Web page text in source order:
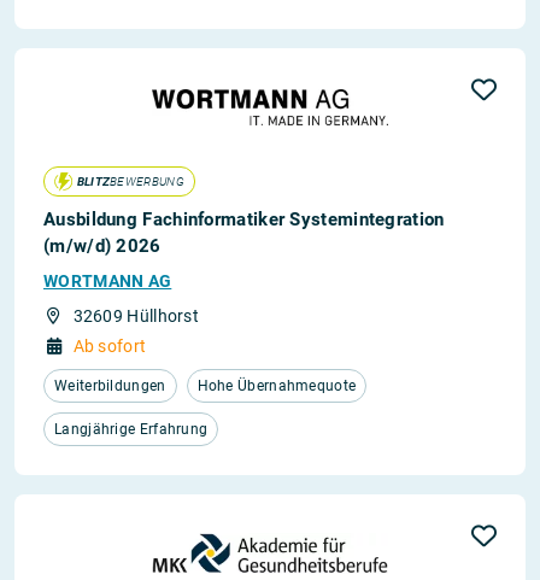
BLITZBEWERBUNG
Ausbildung Fachinformatiker Systemintegration
(m/w/d) 2026
WORTMANN AG
32609 Hüllhorst
Ab sofort
Weiterbildungen Hohe Übernahmequote
Langjährige Erfahrung